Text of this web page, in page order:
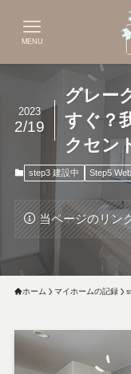
MENU
グレー
すぐ？
クセン
2023
2/19
step3 建設中 Step5
当ページのリン
ホーム マイホームの記録